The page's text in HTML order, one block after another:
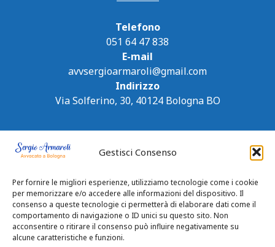
Gestisci Consenso
Per fornire le migliori esperienze, utilizziamo tecnologie come i cookie
per memorizzare e/o accedere alle informazioni del dispositivo. Il
consenso a queste tecnologie ci permetterà di elaborare dati come il
comportamento di navigazione o ID unici su questo sito. Non
acconsentire o ritirare il consenso può influire negativamente su
alcune caratteristiche e funzioni.
Telefono
051 64 47 838
E-mail
avvsergioarmaroli@gmail.com
Indirizzo
Via Solferino, 30, 40124 Bologna BO